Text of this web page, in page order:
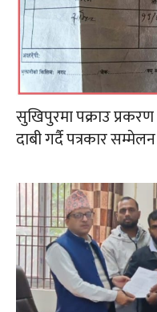
सुखिपुरमा पक्राउ
दाबी गर्दै पत्रकार सम्मेलन